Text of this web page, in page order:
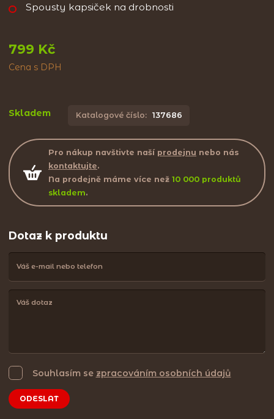
Spousty kapsiček na drobnosti
799 Kč
Cena s DPH
Skladem Katalogové číslo: 137686
Pro nákup navštivte naší prodejnu nebo nás
kontaktujte.
Na prodejně máme více než 10 000 produktů
skladem.
Dotaz k produktu
Souhlasím se zpracováním osobních údajů
ODESLAT